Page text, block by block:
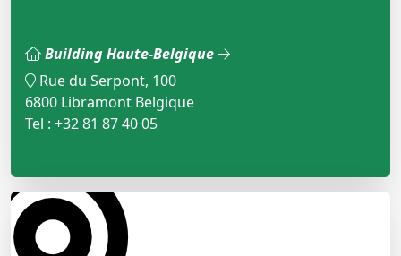
Building Haute-Belgique
Rue du Serpont, 100
6800 Libramont Belgique
Tel : +32 81 87 40 05